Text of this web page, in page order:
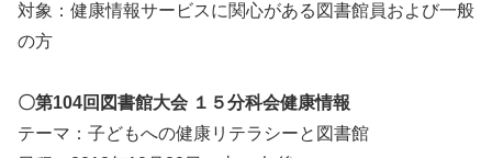
対象：健康情報サービスに関心がある図書館員および一般
の方
〇第104回図書館大会 １５分科会健康情報
テーマ：子どもへの健康リテラシーと図書館